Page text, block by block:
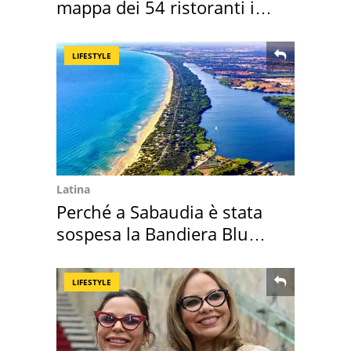
mappa dei 54 ristoranti in
LIFESTYLE
Latina
Perché a Sabaudia è stata
sospesa la Bandiera Blu
LIFESTYLE